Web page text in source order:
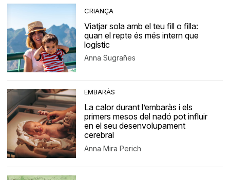
CRIANÇA
Viatjar sola amb el teu fill o filla:
quan el repte és més intern que
logístic
Anna Sugrañes
EMBARÀS
La calor durant l’embaràs i els
primers mesos del nadó pot influir
en el seu desenvolupament
cerebral
Anna Mira Perich